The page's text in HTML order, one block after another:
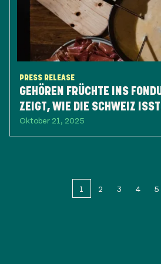
PRESS RELEASE
GEHÖREN FRÜCHTE INS FONDUE?
ZEIGT, WIE DIE SCHWEIZ
Oktober 21, 2025
1 2 3 4 5